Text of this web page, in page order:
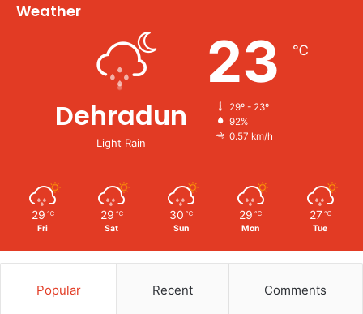
Weather
Dehradun
Light Rain
23 ℃
29º - 23º
92%
0.57 km/h
29 ℃
Fri
29 ℃
Sat
30 ℃
Sun
29 ℃
Mon
27 ℃
Tue
Popular Recent Comments